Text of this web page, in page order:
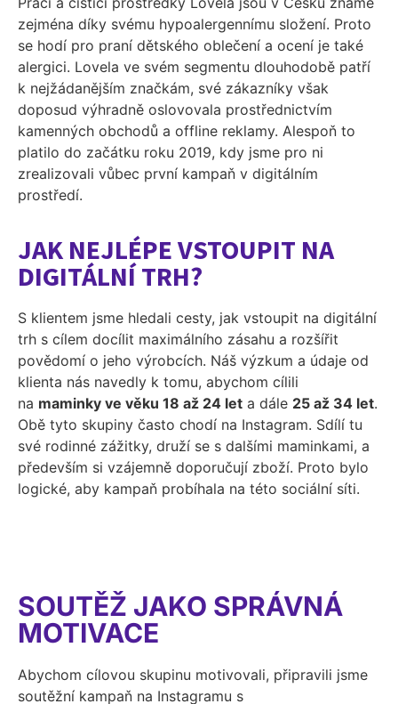
zejména díky svému hypoalergennímu složení. Proto
se hodí pro praní dětského oblečení a ocení je také
alergici. Lovela ve svém segmentu dlouhodobě patří
k nejžádanějším značkám, své zákazníky však
doposud výhradně oslovovala prostřednictvím
kamenných obchodů a offline reklamy. Alespoň to
platilo do začátku roku 2019, kdy jsme pro ni
zrealizovali vůbec první kampaň v digitálním
prostředí.
JAK NEJLÉPE VSTOUPIT NA
DIGITÁLNÍ TRH?
S klientem jsme hledali cesty, jak vstoupit na digitální
trh s cílem docílit maximálního zásahu a rozšířit
povědomí o jeho výrobcích. Náš výzkum a údaje od
klienta nás navedly k tomu, abychom cílili
na maminky ve věku 18 až 24 let a dále 25 až 34 let.
Obě tyto skupiny často chodí na Instagram. Sdílí tu
své rodinné zážitky, druží se s dalšími maminkami, a
především si vzájemně doporučují zboží. Proto bylo
logické, aby kampaň probíhala na této sociální síti.
SOUTĚŽ JAKO SPRÁVNÁ
MOTIVACE
Abychom cílovou skupinu motivovali, připravili jsme
soutěžní kampaň na Instagramu s